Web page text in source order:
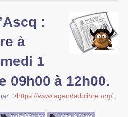
:
à
1
09h00 à 12h00.
>https://www.agendadulibre.org/